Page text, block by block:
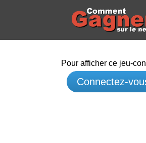
Pour afficher ce jeu-
Connectez-